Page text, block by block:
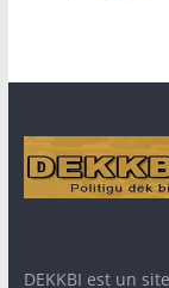
DEKKBI est un